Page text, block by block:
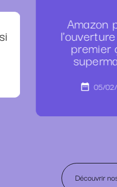
Amazon
premier
05/
Découvrir